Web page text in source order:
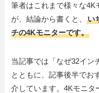
筆者はこれまで様々な4K
が、結論から書くと、い
チの4Kモニターです。
当記事では「なぜ32イン
とともに、記事後半でお
介しています。4Kモニタ